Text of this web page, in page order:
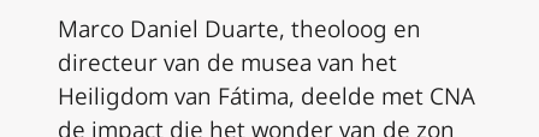
Marco Daniel Duarte, theoloog en
directeur van de musea van het
Heiligdom van Fátima, deelde met CNA
de impact die het wonder van de zon